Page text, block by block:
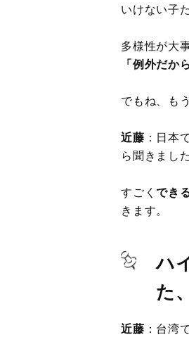
いけない子
多様性が大
「例外だ
でもね、も
近藤 ：日本
ら聞きました
すごくでき
きます。
ハ
た
近藤 ：台湾